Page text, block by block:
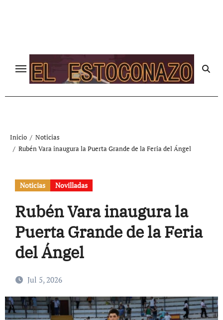
Inicio
Noticias
Rubén Vara inaugura la Puerta Grande de la Feria del Ángel
Noticias Novilladas
Rubén Vara inaugura la
Puerta Grande de la Feria
del Ángel
Jul 5, 2026